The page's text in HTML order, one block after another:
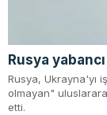
Rusya
Rusya, Ukrayna'yı
olmayan"
etti.